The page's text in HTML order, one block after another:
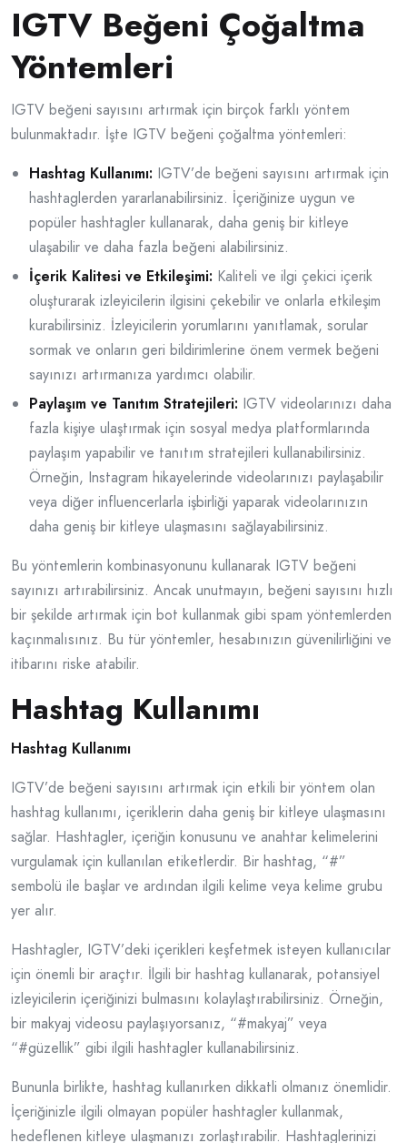
IGTV Beğeni Çoğaltma
Yöntemleri
IGTV beğeni sayısını artırmak için birçok farklı yöntem
bulunmaktadır. İşte IGTV beğeni çoğaltma yöntemleri:
Hashtag Kullanımı: IGTV’de beğeni sayısını artırmak için
hashtaglerden yararlanabilirsiniz. İçeriğinize uygun ve
popüler hashtagler kullanarak, daha geniş bir kitleye
ulaşabilir ve daha fazla beğeni alabilirsiniz.
İçerik Kalitesi ve Etkileşimi: Kaliteli ve ilgi çekici içerik
oluşturarak izleyicilerin ilgisini çekebilir ve onlarla etkileşim
kurabilirsiniz. İzleyicilerin yorumlarını yanıtlamak, sorular
sormak ve onların geri bildirimlerine önem vermek beğeni
sayınızı artırmanıza yardımcı olabilir.
Paylaşım ve Tanıtım Stratejileri: IGTV videolarınızı daha
fazla kişiye ulaştırmak için sosyal medya platformlarında
paylaşım yapabilir ve tanıtım stratejileri kullanabilirsiniz.
Örneğin, Instagram hikayelerinde videolarınızı paylaşabilir
veya diğer influencerlarla işbirliği yaparak videolarınızın
daha geniş bir kitleye ulaşmasını sağlayabilirsiniz.
Bu yöntemlerin kombinasyonunu kullanarak IGTV beğeni
sayınızı artırabilirsiniz. Ancak unutmayın, beğeni sayısını hızlı
bir şekilde artırmak için bot kullanmak gibi spam yöntemlerden
kaçınmalısınız. Bu tür yöntemler, hesabınızın güvenilirliğini ve
itibarını riske atabilir.
Hashtag Kullanımı
Hashtag Kullanımı
IGTV’de beğeni sayısını artırmak için etkili bir yöntem olan
hashtag kullanımı, içeriklerin daha geniş bir kitleye ulaşmasını
sağlar. Hashtagler, içeriğin konusunu ve anahtar kelimelerini
vurgulamak için kullanılan etiketlerdir. Bir hashtag, “#”
sembolü ile başlar ve ardından ilgili kelime veya kelime grubu
yer alır.
Hashtagler, IGTV’deki içerikleri keşfetmek isteyen kullanıcılar
için önemli bir araçtır. İlgili bir hashtag kullanarak, potansiyel
izleyicilerin içeriğinizi bulmasını kolaylaştırabilirsiniz. Örneğin,
bir makyaj videosu paylaşıyorsanız, “#makyaj” veya
“#güzellik” gibi ilgili hashtagler kullanabilirsiniz.
Bununla birlikte, hashtag kullanırken dikkatli olmanız önemlidir.
İçeriğinizle ilgili olmayan popüler hashtagler kullanmak,
hedeflenen kitleye ulaşmanızı zorlaştırabilir. Hashtaglerinizi